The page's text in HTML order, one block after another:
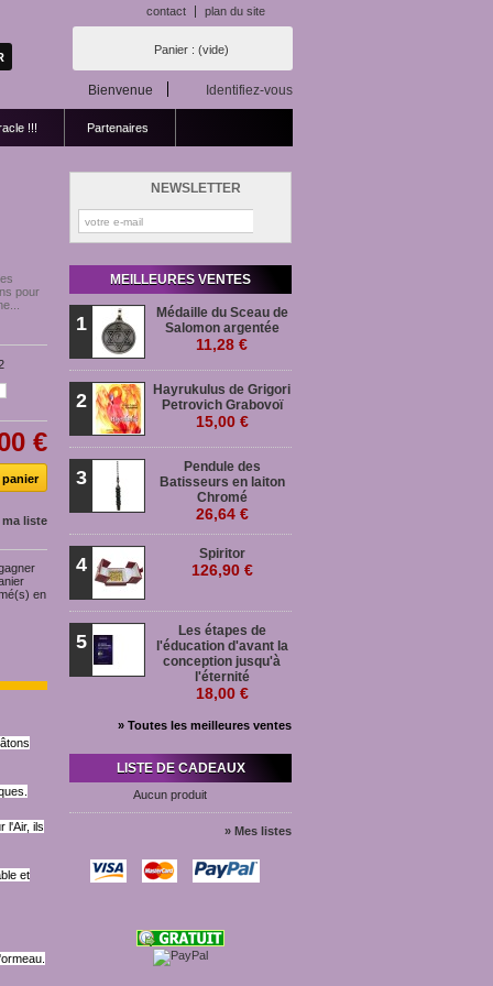
contact plan du site
Panier : (vide)
Bienvenue Identifiez-vous
!!! Partenaires
pour
€
liste
en
l'Air, ils
et
NEWSLETTER
MEILLEURES VENTES
1
Médaille du Sceau de
Salomon argentée
11,28 €
2
Hayrukulus de Grigori
Petrovich Grabovoï
15,00 €
3
Pendule des
Batisseurs en laiton
Chromé
26,64 €
4 Spiritor
126,90 €
5
Les étapes de
l'éducation d'avant la
conception jusqu'à
l'éternité
18,00 €
» Toutes les meilleures ventes
LISTE DE CADEAUX
Aucun produit
» Mes listes